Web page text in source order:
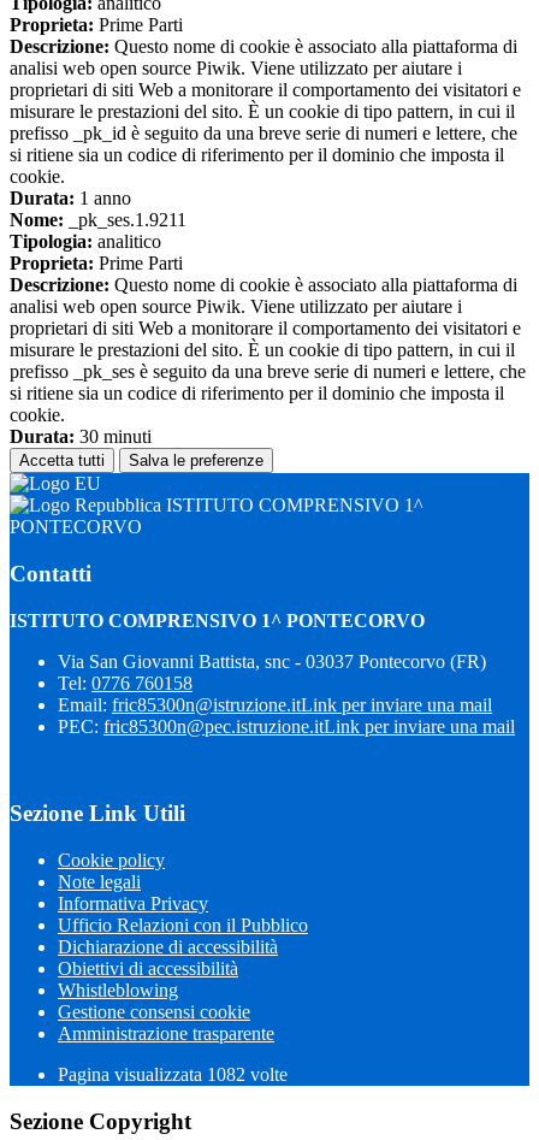
Proprieta: Prime Parti
Descrizione: Questo nome di cookie è associato alla piattaforma di
analisi web open source Piwik. Viene utilizzato per aiutare i
proprietari di siti Web a monitorare il comportamento dei visitatori e
misurare le prestazioni del sito. È un cookie di tipo pattern, in cui il
prefisso _pk_id è seguito da una breve serie di numeri e lettere, che
si ritiene sia un codice di riferimento per il dominio che imposta il
cookie.
Durata: 1 anno
Nome: _pk_ses.1.9211
Tipologia: analitico
Proprieta: Prime Parti
Descrizione: Questo nome di cookie è associato alla piattaforma di
analisi web open source Piwik. Viene utilizzato per aiutare i
proprietari di siti Web a monitorare il comportamento dei visitatori e
misurare le prestazioni del sito. È un cookie di tipo pattern, in cui il
prefisso _pk_ses è seguito da una breve serie di numeri e lettere, che
si ritiene sia un codice di riferimento per il dominio che imposta il
cookie.
Durata: 30 minuti
Accetta tutti Salva le preferenze
ISTITUTO COMPRENSIVO 1^
PONTECORVO
Contatti
ISTITUTO COMPRENSIVO 1^ PONTECORVO
Via San Giovanni Battista, snc - 03037 Pontecorvo (FR)
Tel: 0776 760158
Email: fric85300n@istruzione.itLink per inviare una mail
PEC: fric85300n@pec.istruzione.itLink per inviare una mail
Sezione Link Utili
Cookie policy
Note legali
Informativa Privacy
Ufficio Relazioni con il Pubblico
Dichiarazione di accessibilità
Obiettivi di accessibilità
Whistleblowing
Gestione consensi cookie
Amministrazione trasparente
Pagina visualizzata 1082 volte
Sezione Copyright